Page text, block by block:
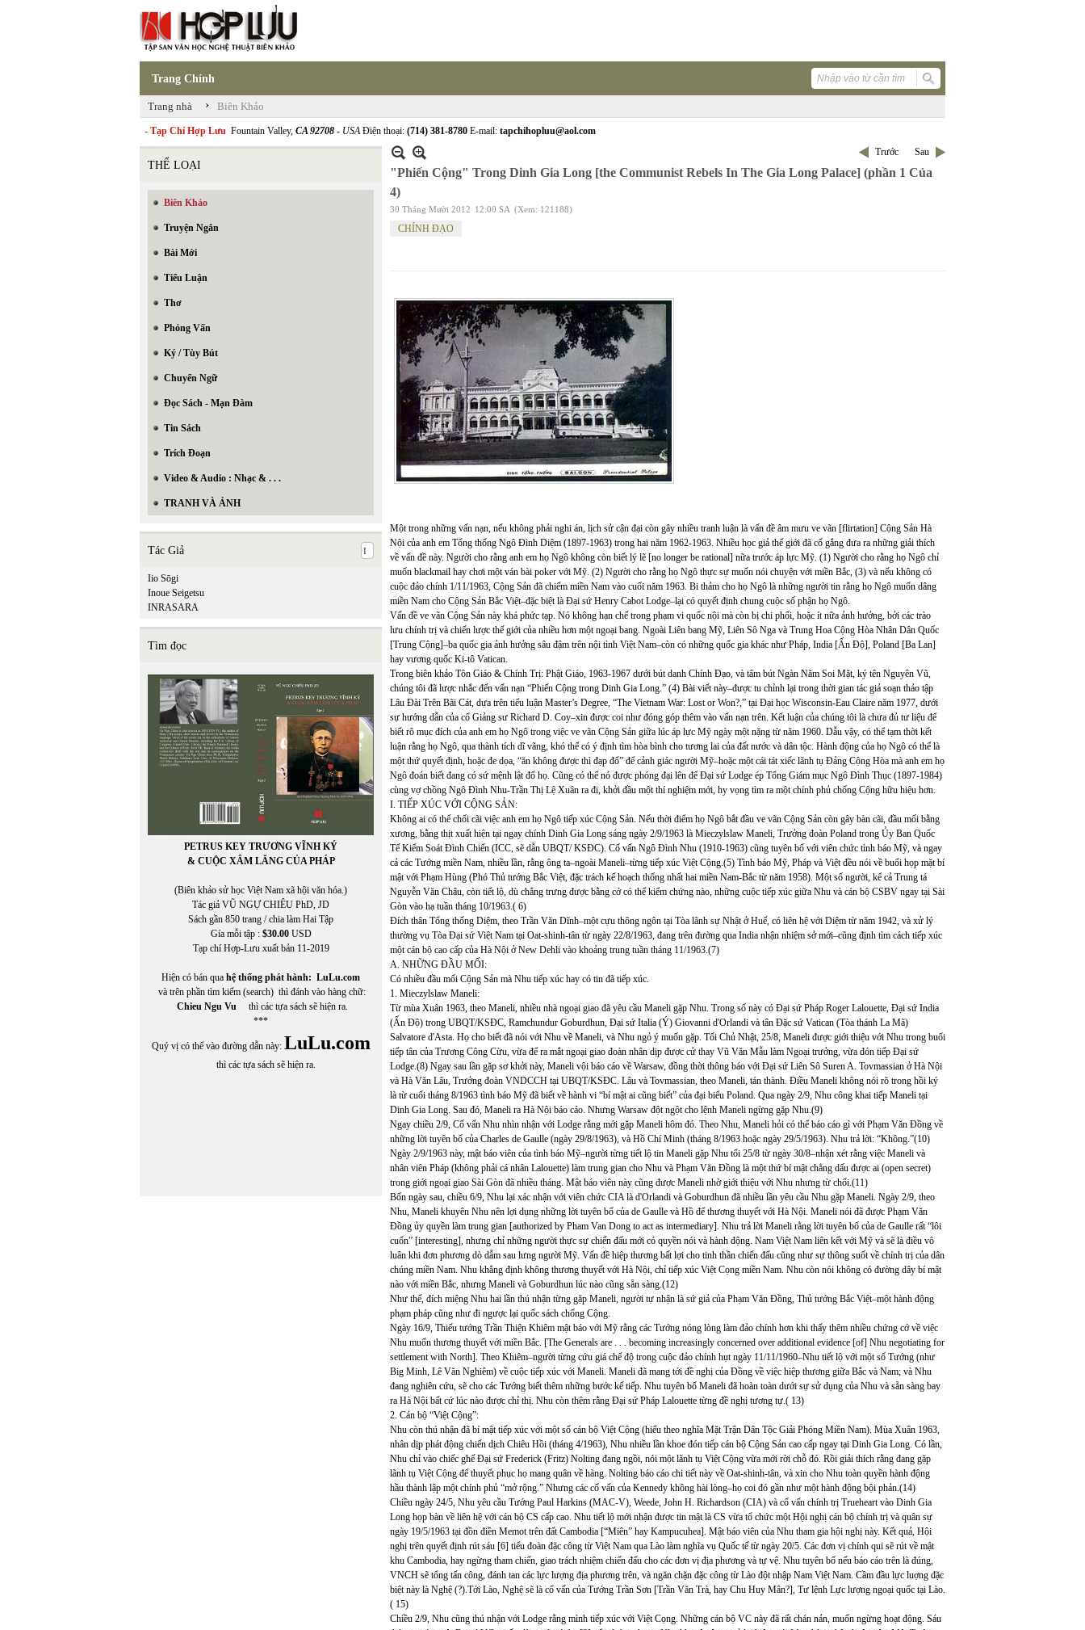
Trang Chính
Trang nhà › Biên Khảo
- Tạp Chí Hợp Lưu Fountain Valley, CA 92708 - USAĐiện thoại: (714) 381-8780 E-mail: tapchihopluu@aol.com
THỂ LOẠI
Biên Khảo
Truyện Ngắn
Bài Mới
Tiểu Luận
Thơ
Phỏng Vấn
Ký / Tùy Bút
Chuyển Ngữ
Đọc Sách - Mạn Đàm
Tin Sách
Trích Đoạn
Video & Audio : Nhạc & . . .
TRANH VÀ ẢNH
Tác Giả
Iio Sōgi
Inoue Seigetsu
INRASARA
Tìm đọc
PETRUS KEY TRƯƠNG VĨNH KÝ
& CUỘC XÂM LĂNG CỦA PHÁP
(Biên khảo sử học Việt Nam xã hội văn hóa.)
Tác giả VŨ NGỰ CHIÊU PhD, JD
Sách gần 850 trang / chia làm Hai Tập
Gía mỗi tập : $30.00USD
Tạp chí Hợp-Lưu xuất bản 11-2019
Hiện có bán qua hệ thống phát hành: LuLu.com
và trên phần tìm kiếm (search) thì đánh vào hàng chữ:
Chieu Ngu Vu thì các tựa sách sẽ hiện ra.
***
Quý vị có thể vào đường dẫn này: LuLu.com
thì các tựa sách sẽ hiện ra.
Trước Sau
"Phiến Cộng" Trong Dinh Gia Long [the Communist Rebels In The Gia Long Palace] (phần 1 Của
4)
30 Tháng Mười 2012 12:00 SA (Xem: 121188)
CHÍNH ĐẠO
Một trong những vấn nạn, nếu không phải nghi án, lịch sử cận đại còn gây nhiều tranh luận là vấn đề âm mưu ve vãn [flirtation] Cộng Sản Hà
Nội của anh em Tổng thống Ngô Đình Diệm (1897-1963) trong hai năm 1962-1963. Nhiều học giả thế giới đã cố gắng đưa ra những giải thích
về vấn đề này. Người cho rằng anh em họ Ngô không còn biết lý lẽ [no longer be rational] nữa trước áp lực Mỹ. (1) Người cho rằng họ Ngô chỉ
muốn blackmail hay chơi một ván bài poker với Mỹ. (2) Người cho rằng họ Ngô thực sự muốn nói chuyện với miền Bắc, (3) và nếu không có
cuộc đảo chính 1/11/1963, Cộng Sản đã chiếm miền Nam vào cuối năm 1963. Bi thảm cho họ Ngô là những người tin rằng họ Ngô muốn dâng
miền Nam cho Cộng Sản Bắc Việt–đặc biệt là Đại sứ Henry Cabot Lodge–lại có quyết định chung cuộc số phận họ Ngô.
Vấn đề ve vãn Cộng Sản này khá phức tạp. Nó không hạn chế trong phạm vi quốc nội mà còn bị chi phối, hoặc ít nữa ảnh hưởng, bởi các trào
lưu chính trị và chiến lược thế giới của nhiều hơn một ngoại bang. Ngoài Liên bang Mỹ, Liên Sô Nga và Trung Hoa Cộng Hòa Nhân Dân Quốc
[Trung Cộng]–ba quốc gia ảnh hưởng sâu đậm trên nội tình Việt Nam–còn có những quốc gia khác như Pháp, India [Ấn Độ], Poland [Ba Lan]
hay vương quốc Ki-tô Vatican.
Trong biên khảo Tôn Giáo & Chính Trị: Phật Giáo, 1963-1967 dưới bút danh Chính Đạo, và tâm bút Ngàn Năm Soi Mặt, ký tên Nguyên Vũ,
chúng tôi đã lược nhắc đến vấn nạn “Phiến Cộng trong Dinh Gia Long.” (4) Bài viết này–được tu chỉnh lại trong thời gian tác giả soạn thảo tập
Lâu Đài Trên Bãi Cát, dựa trên tiểu luận Master’s Degree, “The Vietnam War: Lost or Won?,” tại Đại học Wisconsin-Eau Claire năm 1977, dưới
sự hướng dẫn của cố Giảng sư Richard D. Coy–xin được coi như đóng góp thêm vào vấn nạn trên. Kết luận của chúng tôi là chưa đủ tư liệu để
biết rõ mục đích của anh em họ Ngô trong việc ve vãn Cộng Sản giữa lúc áp lực Mỹ ngày một nặng từ năm 1960. Dẫu vậy, có thể tạm thời kết
luận rằng họ Ngô, qua thành tích dĩ vãng, khó thể có ý định tìm hòa bình cho tương lai của đất nước và dân tộc. Hành động của họ Ngô có thể là
một thứ quyết định, hoặc đe dọa, “ăn không được thì đạp đổ” để cảnh giác người Mỹ–hoặc một cái tát xiếc lãnh tụ Đảng Cộng Hòa mà anh em họ
Ngô đoán biết đang có sứ mệnh lật đổ họ. Cũng có thể nó được phóng đại lên để Đại sứ Lodge ép Tổng Giám mục Ngô Đình Thục (1897-1984)
cùng vợ chồng Ngô Đình Nhu-Trần Thị Lệ Xuân ra đi, khởi đầu một thí nghiệm mới, hy vọng tìm ra một chính phủ chống Cộng hữu hiệu hơn.
I. TIẾP XÚC VỚI CỘNG SẢN:
Không ai có thể chối cãi việc anh em họ Ngô tiếp xúc Cộng Sản. Nếu thời điểm họ Ngô bắt đầu ve vãn Cộng Sản còn gây bàn cãi, đầu mối bằng
xương, bằng thịt xuất hiện tại ngay chính Dinh Gia Long sáng ngày 2/9/1963 là Mieczylslaw Maneli, Trưởng đoàn Poland trong Ủy Ban Quốc
Tế Kiểm Soát Đình Chiến (ICC, sẽ dẫn UBQT/ KSĐC). Cố vấn Ngô Đình Nhu (1910-1963) cũng tuyên bố với viên chức tình báo Mỹ, và ngay
cả các Tướng miền Nam, nhiều lần, rằng ông ta–ngoài Maneli–từng tiếp xúc Việt Cộng.(5) Tình báo Mỹ, Pháp và Việt đều nói về buổi họp mặt bí
mật với Phạm Hùng (Phó Thủ tướng Bắc Việt, đặc trách kế hoạch thống nhất hai miền Nam-Bắc từ năm 1958). Một số người, kể cả Trung tá
Nguyễn Văn Châu, còn tiết lộ, dù chẳng trưng được bằng cớ có thể kiểm chứng nào, những cuộc tiếp xúc giữa Nhu và cán bộ CSBV ngay tại Sài
Gòn vào hạ tuần tháng 10/1963.( 6)
Đích thân Tổng thống Diệm, theo Trần Văn Dĩnh–một cựu thông ngôn tại Tòa lãnh sự Nhật ở Huế, có liên hệ với Diệm từ năm 1942, và xử lý
thường vụ Tòa Đại sứ Việt Nam tại Oat-shinh-tân từ ngày 22/8/1963, đang trên đường qua India nhận nhiệm sở mới–cũng định tìm cách tiếp xúc
một cán bộ cao cấp của Hà Nội ở New Dehli vào khoảng trung tuần tháng 11/1963.(7)
A. NHỮNG ĐẦU MỐI:
Có nhiều đầu mối Cộng Sản mà Nhu tiếp xúc hay có tin đã tiếp xúc.
1. Mieczylslaw Maneli:
Từ mùa Xuân 1963, theo Maneli, nhiều nhà ngoại giao đã yêu cầu Maneli gặp Nhu. Trong số này có Đại sứ Pháp Roger Lalouette, Đại sứ India
(Ấn Độ) trong UBQT/KSĐC, Ramchundur Goburdhun, Đại sứ Italia (Ý) Giovanni d'Orlandi và tân Đặc sứ Vatican (Tòa thánh La Mã)
Salvatore d'Asta. Họ cho biết đã nói với Nhu về Maneli, và Nhu ngỏ ý muốn gặp. Tối Chủ Nhật, 25/8, Maneli được giới thiệu với Nhu trong buổi
tiếp tân của Trương Công Cừu, vừa để ra mắt ngoại giao đoàn nhân dịp được cử thay Vũ Văn Mẫu làm Ngoại trưởng, vừa đón tiếp Đại sứ
Lodge.(8) Ngay sau lần gặp sơ khởi này, Maneli vội báo cáo về Warsaw, đồng thời thông báo với Đại sứ Liên Sô Suren A. Tovmassian ở Hà Nội
và Hà Văn Lâu, Trưởng đoàn VNDCCH tại UBQT/KSĐC. Lâu và Tovmassian, theo Maneli, tán thành. Điều Maneli không nói rõ trong hồi ký
là từ cuối tháng 8/1963 tình báo Mỹ đã biết về hành vi “bí mật ai cũng biết” của đại biểu Poland. Qua ngày 2/9, Nhu công khai tiếp Maneli tại
Dinh Gia Long. Sau đó, Maneli ra Hà Nội báo cáo. Nhưng Warsaw đột ngột cho lệnh Maneli ngừng gặp Nhu.(9)
Ngay chiều 2/9, Cố vấn Nhu nhìn nhận với Lodge rằng mới gặp Maneli hôm đó. Theo Nhu, Maneli hỏi có thể báo cáo gì với Phạm Văn Đồng về
những lời tuyên bố của Charles de Gaulle (ngày 29/8/1963), và Hồ Chí Minh (tháng 8/1963 hoặc ngày 29/5/1963). Nhu trả lời: “Không.”(10)
Ngày 2/9/1963 này, mật báo viên của tình báo Mỹ–người từng tiết lộ tin Maneli gặp Nhu tối 25/8 từ ngày 30/8–nhận xét rằng việc Maneli và
nhân viên Pháp (không phải cá nhân Lalouette) làm trung gian cho Nhu và Phạm Văn Đồng là một thứ bí mật chẳng dấu được ai (open secret)
trong giới ngoại giao Sài Gòn đã nhiều tháng. Mật báo viên này cũng được Maneli nhờ giới thiệu với Nhu nhưng từ chối.(11)
Bốn ngày sau, chiều 6/9, Nhu lại xác nhận với viên chức CIA là d'Orlandi và Goburdhun đã nhiều lần yêu cầu Nhu gặp Maneli. Ngày 2/9, theo
Nhu, Maneli khuyên Nhu nên lợi dụng những lời tuyên bố của de Gaulle và Hồ để thương thuyết với Hà Nội. Maneli nói đã được Phạm Văn
Đồng ủy quyền làm trung gian [authorized by Pham Van Dong to act as intermediary]. Nhu trả lời Maneli rằng lời tuyên bố của de Gaulle rất “lôi
cuốn” [interesting], nhưng chỉ những người thực sự chiến đấu mới có quyền nói và hành động. Nam Việt Nam liên kết với Mỹ và sẽ là điều vô
luân khi đơn phương dò dẫm sau lưng người Mỹ. Vấn đề hiệp thương bất lợi cho tinh thần chiến đấu cũng như sự thông suốt về chính trị của dân
chúng miền Nam. Nhu khẳng định không thương thuyết với Hà Nội, chỉ tiếp xúc Việt Cọng miền Nam. Nhu còn nói không có đường dây bí mật
nào với miền Bắc, nhưng Maneli và Goburdhun lúc nào cũng sẵn sàng.(12)
Như thế, đích miệng Nhu hai lần thú nhận từng gặp Maneli, người tự nhận là sứ giả của Phạm Văn Đồng, Thủ tướng Bắc Việt–một hành động
phạm pháp cũng như đi ngược lại quốc sách chống Cộng.
Ngày 16/9, Thiếu tướng Trần Thiện Khiêm mật báo với Mỹ rằng các Tướng nóng lòng làm đảo chính hơn khi thấy thêm nhiều chứng cớ về việc
Nhu muốn thương thuyết với miền Bắc. [The Generals are . . . becoming increasingly concerned over additional evidence [of] Nhu negotiating for
settlement with North]. Theo Khiêm–người từng cứu giá chế độ trong cuộc đảo chính hụt ngày 11/11/1960–Nhu tiết lộ với một số Tướng (như
Big Minh, Lê Văn Nghiêm) về cuộc tiếp xúc với Maneli. Maneli đã mang tới đề nghị của Đồng về việc hiệp thương giữa Bắc và Nam; và Nhu
đang nghiên cứu, sẽ cho các Tướng biết thêm những bước kế tiếp. Nhu tuyên bố Maneli đã hoàn toàn dưới sự sử dụng của Nhu và sẵn sàng bay
ra Hà Nội bất cứ lúc nào được chỉ thị. Nhu còn thêm rằng Đại sứ Pháp Lalouette từng đề nghị tương tự.( 13)
2. Cán bộ “Việt Cộng”:
Nhu còn thú nhận đã bí mật tiếp xúc với một số cán bộ Việt Cộng (hiểu theo nghĩa Mặt Trận Dân Tộc Giải Phóng Miền Nam). Mùa Xuân 1963,
nhân dịp phát động chiến dịch Chiêu Hồi (tháng 4/1963), Nhu nhiều lần khoe đón tiếp cán bộ Cộng Sản cao cấp ngay tại Dinh Gia Long. Có lần,
Nhu chỉ vào chiếc ghế Đại sứ Frederick (Fritz) Nolting đang ngồi, nói một lãnh tụ Việt Cộng vừa mới rời chỗ đó. Rồi giải thích rằng đang gặp
lãnh tụ Việt Cộng để thuyết phục họ mang quân về hàng. Nolting báo cáo chi tiết này về Oat-shinh-tân, và xin cho Nhu toàn quyền hành động
hầu thành lập một chính phủ “mở rộng.” Nhưng các cố vấn của Kennedy không hài lòng–họ coi đó gần như một hành động bội phản.(14)
Chiều ngày 24/5, Nhu yêu cầu Tướng Paul Harkins (MAC-V), Weede, John H. Richardson (CIA) và cố vấn chính trị Trueheart vào Dinh Gia
Long họp bàn về liên hệ với cán bộ CS cấp cao. Nhu tiết lộ mới nhận được tin mật là CS vừa tổ chức một Hội nghị cán bộ chính trị và quân sự
ngày 19/5/1963 tại đồn điền Memot trên đất Cambodia [“Miên” hay Kampucuhea]. Mật báo viên của Nhu tham gia hội nghị này. Kết quả, Hội
nghị trên quyết định rút sáu [6] tiểu đoàn đặc công từ Việt Nam qua Lào làm nghĩa vụ Quốc tế từ ngày 20/5. Các đơn vị chính qui sẽ rút về mật
khu Cambodia, hay ngừng tham chiến, giao trách nhiệm chiến đấu cho các đơn vị địa phương và tự vệ. Nhu tuyên bố nếu báo cáo trên là đúng,
VNCH sẽ tổng tấn công, đánh tan các lực lượng địa phương trên, và ngăn chặn đặc công từ Lào đột nhập Nam Việt Nam. Cầm đầu lực luợng đặc
biệt này là Nghệ (?).Tới Lào, Nghệ sẽ là cố vấn của Tướng Trần Sơn [Trần Văn Trà, hay Chu Huy Mân?], Tư lệnh Lực lượng ngoại quốc tại Lào.
( 15)
Chiều 2/9, Nhu cũng thú nhận với Lodge rằng mình tiếp xúc với Việt Cọng. Những cán bộ VC này đã rất chán nản, muốn ngừng hoạt động. Sáu